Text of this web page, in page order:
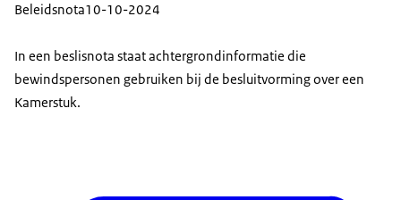
Beleidsnota10-10-2024
In een beslisnota staat achtergrondinformatie die
bewindspersonen gebruiken bij de besluitvorming over een
Kamerstuk.